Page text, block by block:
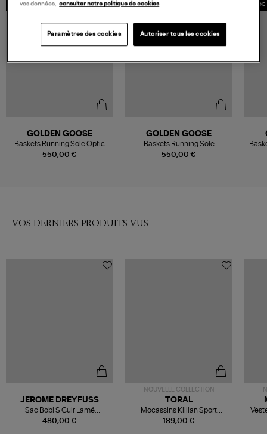
MADE IN EUROPE
550,00 €
GOLDEN GOOSE
Baskets Running Sole Optic
White/Grey/Red
MADE IN EUROPE
550,00 €
GOLDEN GOOSE
Baskets Running Sole
White/Beige/Brown
VOS DERNIERS PRODUITS VUS
480,00 €
JEROME DREYFUSS
Sac Bobi S Cuir Lamé
Champagne
NOUVELLE COLLECTION
189,00 €
TORAL
Mocassins Killian Sport
Mousse
vos données, consulter notre politique de cookies
Paramètres des cookies Autoriser tous les cookies